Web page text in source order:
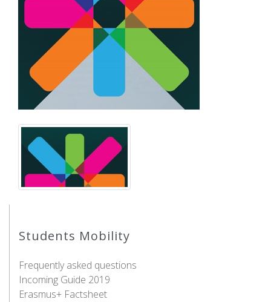
Students Mobility
Frequently asked questions
Incoming Guide 2019
Erasmus+ Factsheet